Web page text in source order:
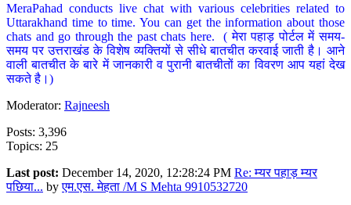
MeraPahad conducts live chat with various celebrities related to
Uttarakhand time to time. You can get the information about those
chats and go through the past chats here. ( मेरा पहाड़ पोर्टल में समय-
समय पर उत्तराखंड के विशेष व्यक्तियों से सीधे बातचीत करवाई जाती है। आने
वाली बातचीत के बारे में जानकारी व पुरानी बातचीतों का विवरण आप यहां देख
सकते है।)
Moderator: Rajneesh
Posts: 3,396
Topics: 25
Last post: December 14, 2020, 12:28:24 PM Re: म्यर पहाड़ म्यर
पछिया... byएम.एस. मेहता /M S Mehta 9910532720